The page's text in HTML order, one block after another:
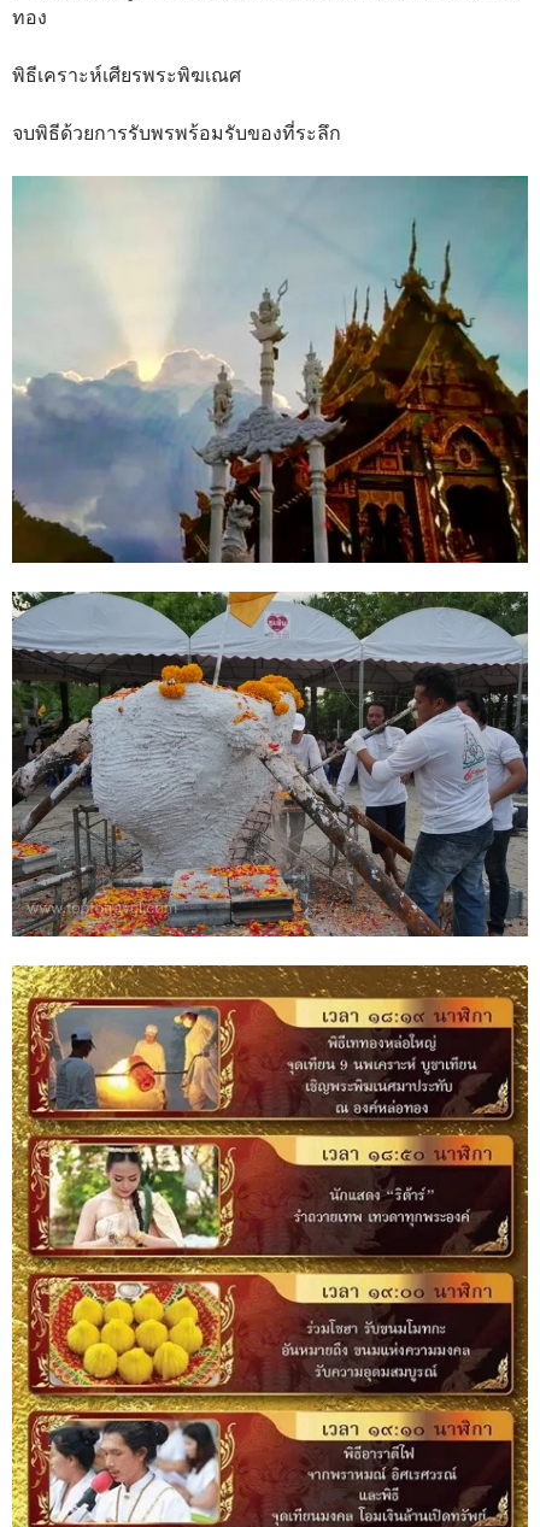
ทอง
พิธีเคราะห์เศียรพระพิฆเณศ
จบพิธีด้วยการรับพรพร้อมรับของที่ระลึก